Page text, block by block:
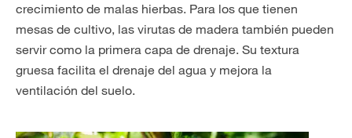
crecimiento de malas hierbas. Para los que tienen
mesas de cultivo, las virutas de madera también pueden
servir como la primera capa de drenaje. Su textura
gruesa facilita el drenaje del agua y mejora la
ventilación del suelo.